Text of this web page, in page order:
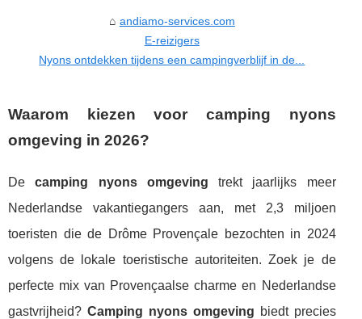
andiamo-services.com
E-reizigers
Nyons ontdekken tijdens een campingverblijf in de...
Waarom kiezen voor camping nyons
omgeving in 2026?
Decamping nyons omgeving trekt jaarlijks meer
Nederlandse vakantiegangers aan, met 2,3 miljoen
toeristen die de Drôme Provençale bezochten in 2024
volgens de lokale toeristische autoriteiten. Zoek je de
perfecte mix van Provençaalse charme en Nederlandse
gastvrijheid? Camping nyons omgeving biedt precies